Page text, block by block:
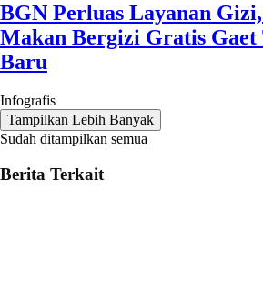
BGN Perluas Layanan
Makan Bergizi Gratis Gaet
Baru
Infografis
Tampilkan Lebih Banyak
Sudah ditampilkan semua
Berita Terkait